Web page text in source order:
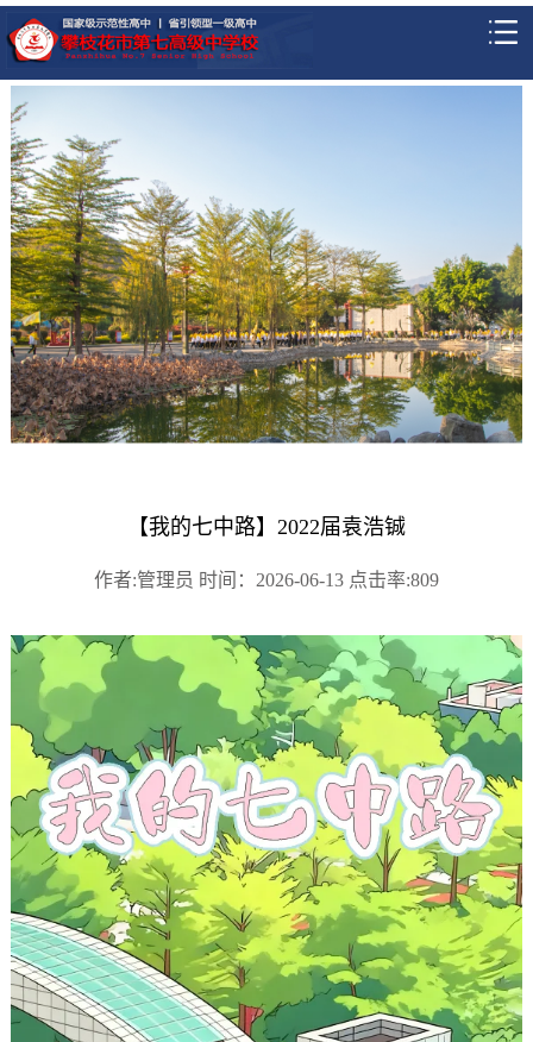
【我的七中路】2022届袁浩铖
作者:管理员 时间：2026-06-13 点击率:809